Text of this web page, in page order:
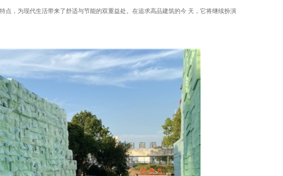
点，为现代生活带来了舒适与节能的双重益处。在追求高品建筑的今 天，它将继续扮演